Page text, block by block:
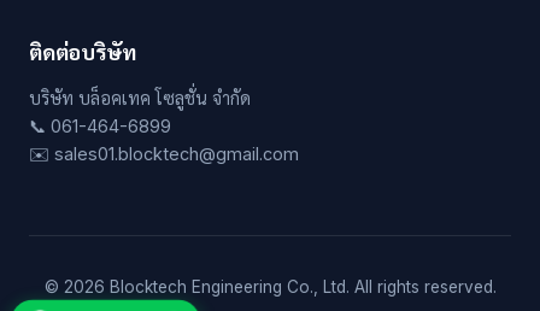
ติดต่อบริษัท
บริษัท บล็อคเทค โซลูชั่น จำกัด
📞 061-464-6899
✉️ sales01.blocktech@gmail.com
© 2026 Blocktech Engineering Co., Ltd. All rights reserved.